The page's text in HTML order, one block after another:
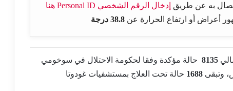
به عن طريق إدخال الرقم الشخصي Personal ID هنا
8135 حالة مؤكدة وفقا لحكومة الاحتلال في سوخومي
وتبقى 1688 حالة تحت العلاج بمستشفيات غودوتا